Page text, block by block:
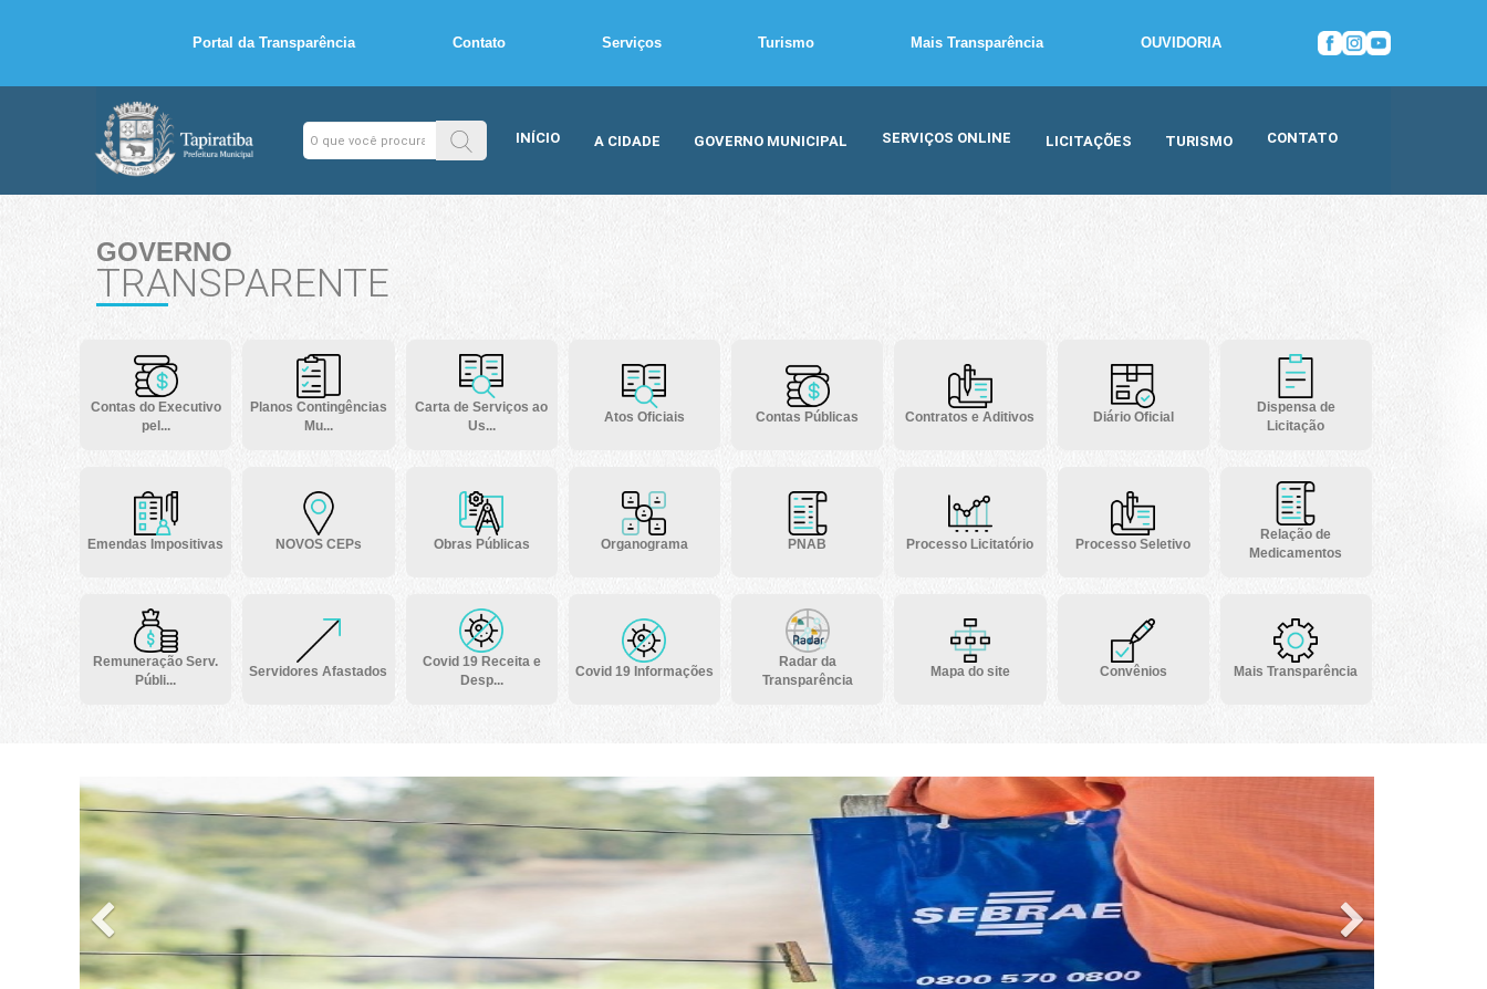
Portal da Transparência Contato Serviços Turismo Mais Transparência OUVIDORIA
INÍCIO A CIDADE GOVERNO MUNICIPAL SERVIÇOS ONLINE LICITAÇÕES TURISMO CONTATO
GOVERNO
TRANSPARENTE
Contas do Executivo
pel...
Planos Contingências
Mu...
Carta de Serviços ao
Us...
Atos Oficiais Contas Públicas Contratos e Aditivos Diário Oficial
Dispensa de
Licitação
Emendas Impositivas NOVOS CEPs Obras Públicas Organograma PNAB Processo Licitatório Processo Seletivo
Relação de
Medicamentos
Remuneração Serv.
Públi...
Servidores Afastados
Covid 19 Receita e
Desp...
Covid 19 Informações
Radar da
Transparência
Mapa do site Convênios Mais Transparência
Previous Next